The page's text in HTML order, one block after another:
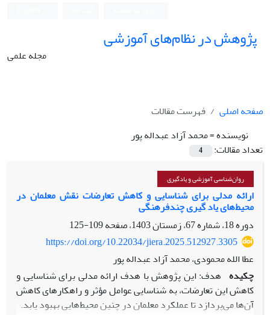
پژوهش در نظام‌های آموزشی
مجله علمی
صفحه اصلی
فهرست مقالات
نویسنده =محمد آزاد عبداله پور
تعداد مقالات:
4
روان‌شناسی آموزشی و یادگیری
ارائه مدلی برای شناسایی و کاهش تعارضات نقش معلمان در
محیط‌های یاد گیری چندفرهنگی
دوره 18، شماره 67، زمستان 1403، صفحه
109-125
https://doi.org/10.22034/jiera.2025.512927.3305
عطا الله محمودی، محمد آزاد عبداله پور
چکیده هدف: این پژوهش با هدف ارائه مدلی برای شناسایی و
کاهش این تعارضات، به شناسایی عوامل مؤثر و راهکارهای کاهش
آن‌ها می‌پردازد تا عملکرد معلمان در چنین محیط‌هایی بهبود یابد.